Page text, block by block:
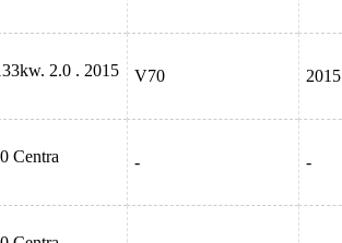
2.0 . 2015
V70 2015
Centra
диск
- -